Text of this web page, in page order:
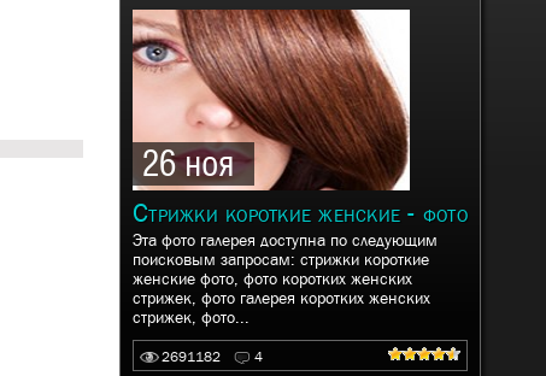
26 ноя
Стрижки короткие женские - фото
Эта фото галерея доступна по следующим
поисковым запросам: стрижки короткие
женские фото, фото коротких женских
стрижек, фото галерея коротких женских
стрижек, фото...
2691182 4